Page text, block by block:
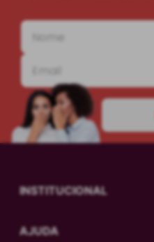
INSTITUCIONAL
AJUDA